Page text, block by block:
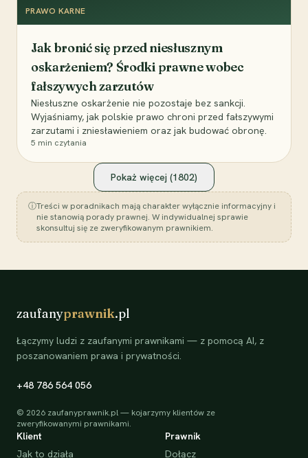
PRAWO KARNE
Jak bronić się przed niesłusznym
oskarżeniem? Środki prawne wobec
fałszywych zarzutów
Niesłuszne oskarżenie nie pozostaje bez sankcji.
Wyjaśniamy, jak polskie prawo chroni przed fałszywymi
zarzutami i zniesławieniem oraz jak budować obronę.
5 min czytania
Pokaż więcej (1802)
ⓘTreści w poradnikach mają charakter wyłącznie informacyjny i
nie stanowią porady prawnej. W indywidualnej sprawie
skonsultuj się ze zweryfikowanym prawnikiem.
zaufanyprawnik.pl
Łączymy ludzi z zaufanymi prawnikami — z pomocą AI, z
poszanowaniem prawa i prywatności.
+48 786 564 056
© 2026 zaufanyprawnik.pl — kojarzymy klientów ze
zweryfikowanymi prawnikami.
Klient
Jak to działa
Prawnik
Dołącz